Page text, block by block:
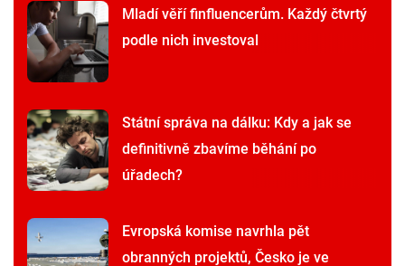
Mladí věří finfluencerům. Každý čtvrtý
podle nich investoval
Státní správa na dálku: Kdy a jak se
definitivně zbavíme běhání po
úřadech?
Evropská komise navrhla pět
obranných projektů, Česko je ve